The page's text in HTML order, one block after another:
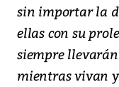
sin importar la
ellas con su
siempre
mientras vivan